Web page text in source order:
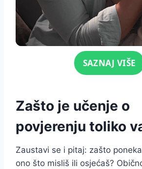
Click for soundSAZNAJ VIŠE
Zašto je učenje o
povjerenju toliko
Zaustavi se i pitaj: zašto
ono što misliš ili osjećaš?